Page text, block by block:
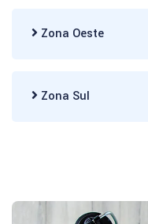
Zona Oeste
Zona Sul